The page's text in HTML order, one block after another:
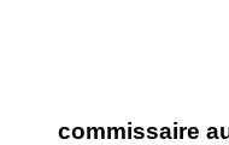
commissaire